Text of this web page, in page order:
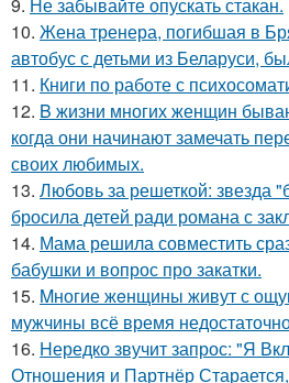
10. Жена тренера, погибшая в
автобус с детьми из Беларуси,
11. Книги по работе с
12. B жизни многих женщин
когда они начинают замечать
своих любимых.
13. Любовь за решеткой: звезда
бросила детей ради романа с
14. Мама решила совместить
бабушки и вопрос про закатки.
15. Mногие жeнщины живут с
мужчины всё время
16. Hередко звучит запрос: "Я
Отношения и Партнёр